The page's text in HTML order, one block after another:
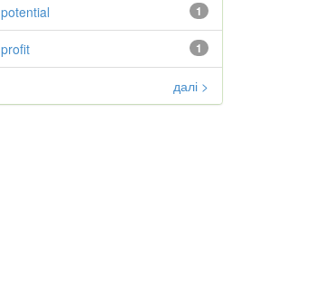
1
potential
1
profit
далі >